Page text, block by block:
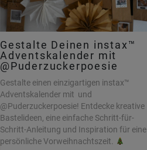
Gestalte Deinen instax™
Adventskalender mit
@Puderzuckerpoesie
Gestalte einen einzigartigen instax™
Adventskalender mit und
@Puderzuckerpoesie! Entdecke kreative
Bastelideen, eine einfache Schritt-für-
Schritt-Anleitung und Inspiration für eine
persönliche Vorweihnachtszeit.